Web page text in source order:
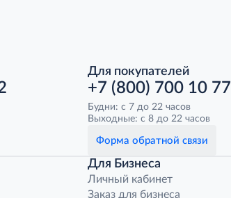
Для покупателей
+7 (800) 700 10 77
Будни: с 7 до 22 часов
Выходные: с 8 до 22 часов
Форма обратной связи
Для Бизнеса
Личный кабинет
Заказ для бизнеса